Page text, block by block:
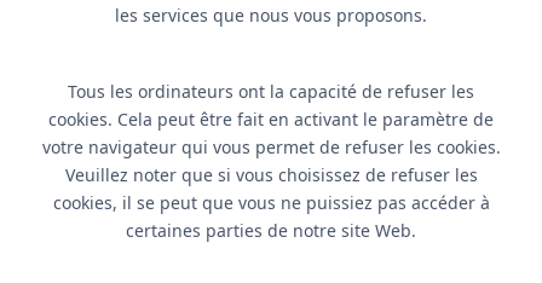
les services que nous vous proposons.
Tous les ordinateurs ont la capacité de refuser les
cookies. Cela peut être fait en activant le paramètre de
votre navigateur qui vous permet de refuser les cookies.
Veuillez noter que si vous choisissez de refuser les
cookies, il se peut que vous ne puissiez pas accéder à
certaines parties de notre site Web.